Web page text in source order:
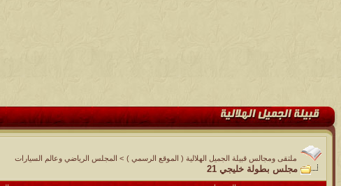
ملتقى ومجالس قبيلة الجميل الهلالية ( الموقع الرسمي ) > المجلس الرياضي وعالم السيارات
مجلس بطولة خليجي 21